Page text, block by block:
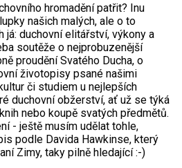
hromadění patřit? Inu
našich malých, ale o to
já: duchovní elitářství, výkony a
soutěže o nejprobuzenější
proudění Svatého Ducha, o
životopisy psané našimi
či studiem u nejlepších
duchovní obžerství, ať už se týká
nebo koupě svatých předmětů.
- ještě musím udělat tohle,
podle Davida Hawkinse, který
Zimy, taky pilně hledající :-)